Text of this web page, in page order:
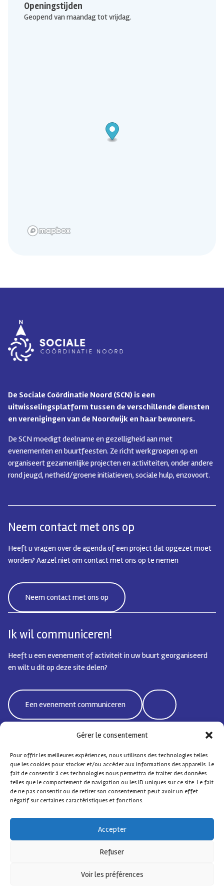
Gérer le consentement
Pour offrir les meilleures expériences, nous utilisons des technologies telles
que les cookies pour stocker et/ou accéder aux informations des appareils. Le
fait de consentir à ces technologies nous permettra de traiter des données
telles que le comportement de navigation ou les ID uniques sur ce site. Le fait
de ne pas consentir ou de retirer son consentement peut avoir un effet
négatif sur certaines caractéristiques et fonctions.
Accepter
Refuser
Voir les préférences
Openingstijden
Geopend van maandag tot vrijdag.
De Sociale Coördinatie Noord (SCN) is een
uitwisselingsplatform tussen de verschillende diensten
en verenigingen van de Noordwijk en haar bewoners.
De SCN moedigt deelname en gezelligheid aan met
evenementen en buurtfeesten. Ze richt werkgroepen op en
organiseert gezamenlijke projecten en activiteiten, onder andere
rond jeugd, netheid/groene initiatieven, sociale hulp, enzovoort.
Neem contact met ons op
Heeft u vragen over de agenda of een project dat opgezet moet
worden? Aarzel niet om contact met ons op te nemen
Neem contact met ons op
Ik wil communiceren!
Heeft u een evenement of activiteit in uw buurt georganiseerd
en wilt u dit op deze site delen?
Een evenement communiceren
Bd Emile Jacqmain 95 | 1000 Brussel - België
coordisocialebxlnord@protonmail.com
Sociale Coördinatie Noord